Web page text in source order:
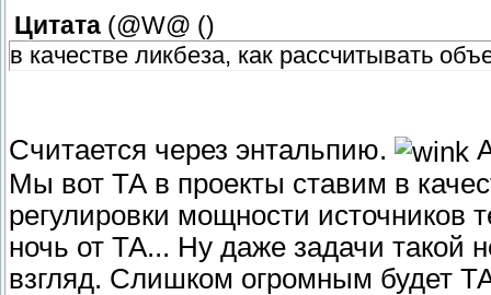
Цитата (@W@ ()
в качестве ликбеза, как рассчитывать
Считается через энтальпию.
Мы вот ТА в проекты ставим в
регулировки мощности источников
ночь от ТА... Ну даже задачи такой
взгляд. Слишком огромным будет